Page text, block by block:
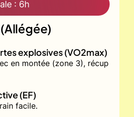
: 6h
explosives (VO2max)
en montée (zone 3), récup
(EF)
facile.